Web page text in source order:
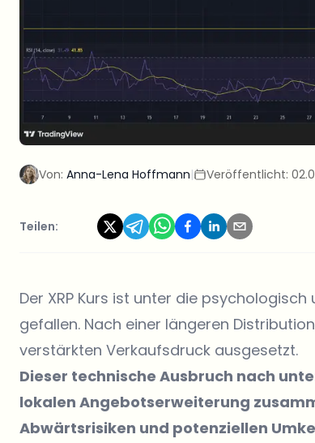
Von: Anna-Lena Hoffmann| Veröffentlicht:
Teilen:
Der XRP Kurs ist unter die
gefallen. Nach einer längeren
verstärkten Verkaufsdruck ausgesetzt.
Dieser technische Ausbruch nach
lokalen Angebotserweiterung
Abwärtsrisiken und potenziellen